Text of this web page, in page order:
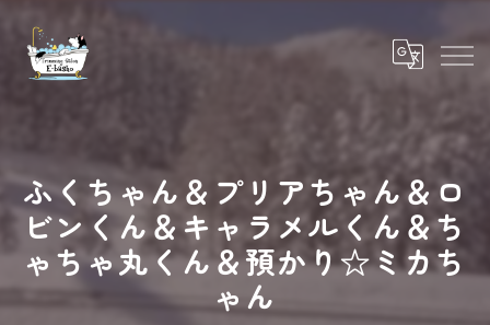
ふくちゃん＆プリアちゃん＆ロ
ビンくん＆キャラメルくん＆ち
ゃちゃ丸くん＆預かり☆ミカち
ゃん